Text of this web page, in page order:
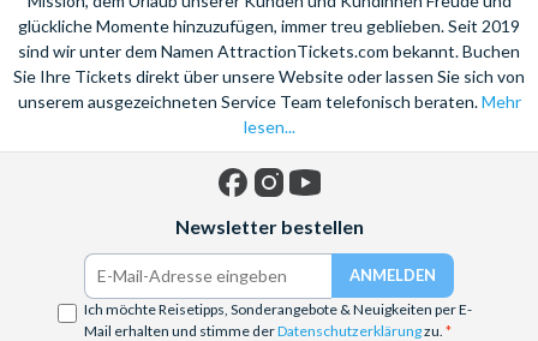
glückliche Momente hinzuzufügen, immer treu geblieben. Seit 2019
sind wir unter dem Namen AttractionTickets.com bekannt. Buchen
Sie Ihre Tickets direkt über unsere Website oder lassen Sie sich von
unserem ausgezeichneten Service Team telefonisch beraten.Mehr
lesen...
Newsletter bestellen
Ich möchte Reisetipps, Sonderangebote & Neuigkeiten per E-
Mail erhalten und stimme derDatenschutzerklärungzu.